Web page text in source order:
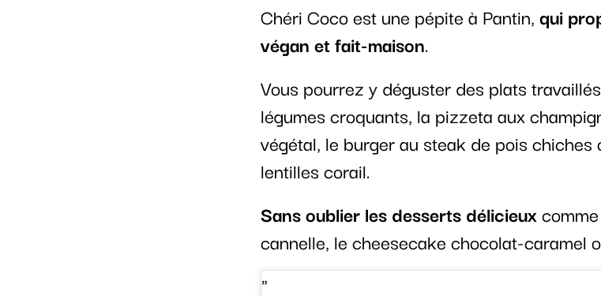
Chéri Coco est une pépite à Pantin,qui
végan et fait-maison.
Vous pourrez y déguster des plats
légumes croquants, la pizzeta aux
végétal, le burger au steak de pois chiches
lentilles corail.
Sans oublier les desserts délicieux
cannelle, le cheesecake chocolat-caramel